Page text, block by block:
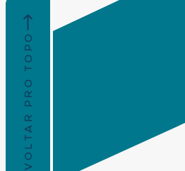
VOLTAR PRO TOPO